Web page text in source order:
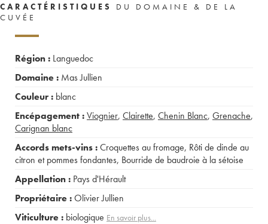
CARACTÉRISTIQUES
DU DOMAINE & DE LA
CUVÉE
Région : Languedoc
Domaine : Mas Jullien
Couleur : blanc
Encépagement :Viognier, Clairette, Chenin Blanc, Grenache,
Carignan blanc
Accords mets-vins :Croquettes au fromage, Rôti de dinde au
citron et pommes fondantes, Bourride de baudroie à la sétoise
Appellation : Pays d'Hérault
Propriétaire :Olivier Jullien
Viticulture : biologique En savoir plus...